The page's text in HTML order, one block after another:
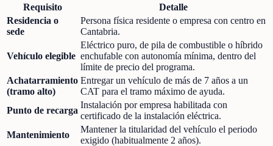
Requisito
Detalle
Residencia o
sede
Persona física residente o empresa con centro en
Cantabria.
Vehículo elegible
Eléctrico puro, de pila de combustible o híbrido
enchufable con autonomía mínima, dentro del
límite de precio del programa.
Achatarramiento
(tramo alto)
Entregar un vehículo de más de 7 años a un
CAT para el tramo máximo de ayuda.
Punto de recarga
Instalación por empresa habilitada con
certificado de la instalación eléctrica.
Mantenimiento
Mantener la titularidad del vehículo el periodo
exigido (habitualmente 2 años).